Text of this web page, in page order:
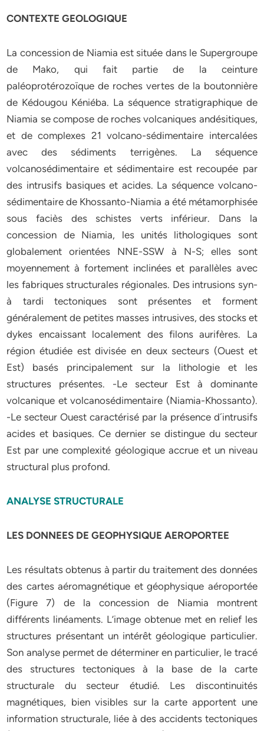
CONTEXTE GEOLOGIQUE
La concession de Niamia est située dans le Supergroupe
de Mako, qui fait partie de la ceinture
paléoprotérozoïque de roches vertes de la boutonnière
de Kédougou Kéniéba. La séquence stratigraphique de
Niamia se compose de roches volcaniques andésitiques,
et de complexes 21 volcano-sédimentaire intercalées
avec des sédiments terrigènes. La séquence
volcanosédimentaire et sédimentaire est recoupée par
des intrusifs basiques et acides. La séquence volcano-
sédimentaire de Khossanto-Niamia a été métamorphisée
sous faciès des schistes verts inférieur. Dans la
concession de Niamia, les unités lithologiques sont
globalement orientées NNE-SSW à N-S; elles sont
moyennement à fortement inclinées et parallèles avec
les fabriques structurales régionales. Des intrusions syn-
à tardi tectoniques sont présentes et forment
généralement de petites masses intrusives, des stocks et
dykes encaissant localement des filons aurifères. La
région étudiée est divisée en deux secteurs (Ouest et
Est) basés principalement sur la lithologie et les
structures présentes. -Le secteur Est à dominante
volcanique et volcanosédimentaire (Niamia-Khossanto).
-Le secteur Ouest caractérisé par la présence d´intrusifs
acides et basiques. Ce dernier se distingue du secteur
Est par une complexité géologique accrue et un niveau
structural plus profond.
ANALYSE STRUCTURALE
LES DONNEES DE GEOPHYSIQUE AEROPORTEE
Les résultats obtenus à partir du traitement des données
des cartes aéromagnétique et géophysique aéroportée
(Figure 7) de la concession de Niamia montrent
différents linéaments. L’image obtenue met en relief les
structures présentant un intérêt géologique particulier.
Son analyse permet de déterminer en particulier, le tracé
des structures tectoniques à la base de la carte
structurale du secteur étudié. Les discontinuités
magnétiques, bien visibles sur la carte apportent une
information structurale, liée à des accidents tectoniques